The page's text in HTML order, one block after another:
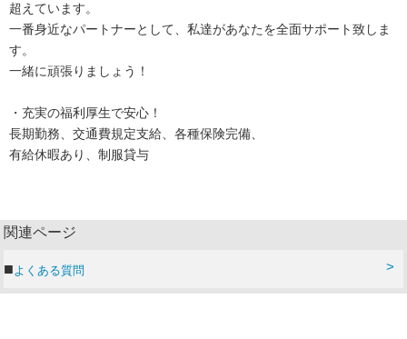
超えています。
一番身近なパートナーとして、私達があなたを全面サポート致しま
す。
一緒に頑張りましょう！
・充実の福利厚生で安心！
長期勤務、交通費規定支給、各種保険完備、
有給休暇あり、制服貸与
関連ページ
よくある質問